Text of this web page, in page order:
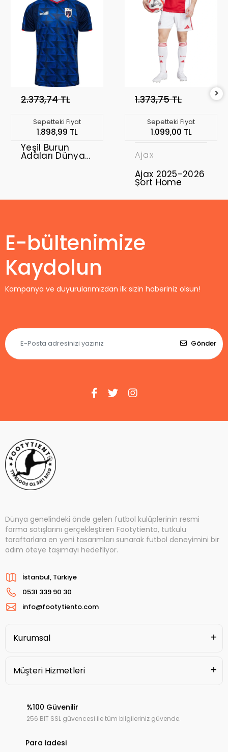
2.373,74 TL
Sepetteki Fiyat
1.898,99 TL
Yeşil Burun
Adaları Dünya
Kupası 2026
1.373,75 TL
Sepetteki Fiyat
1.099,00 TL
Ajax
Ajax 2025-2026
Şort Home
E-bültenimize
Kaydolun
Kampanya ve duyurularımızdan ilk sizin haberiniz olsun!
Gönder
Dünya genelindeki önde gelen futbol kulüplerinin resmi
forma satışlarını gerçekleştiren Footytiento, tutkulu
taraftarlara en yeni tasarımları sunarak futbol deneyimini bir
adım öteye taşımayı hedefliyor.
İstanbul, Türkiye
0531 339 90 30
info@footytiento.com
Kurumsal
Müşteri Hizmetleri
%100 Güvenilir
256 BIT SSL güvencesi ile tüm bilgileriniz güvende.
Para iadesi